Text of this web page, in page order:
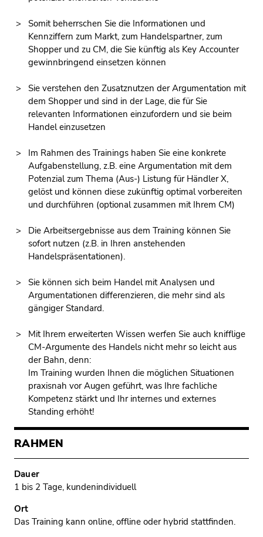
Somit beherrschen Sie die Informationen und
Kennziffern zum Markt, zum Handelspartner, zum
Shopper und zu CM, die Sie künftig als Key Accounter
gewinnbringend einsetzen können
Sie verstehen den Zusatznutzen der Argumentation mit
dem Shopper und sind in der Lage, die für Sie
relevanten Informationen einzufordern und sie beim
Handel einzusetzen
Im Rahmen des Trainings haben Sie eine konkrete
Aufgabenstellung, z.B. eine Argumentation mit dem
Potenzial zum Thema (Aus-) Listung für Händler X,
gelöst und können diese zukünftig optimal vorbereiten
und durchführen (optional zusammen mit Ihrem CM)
Die Arbeitsergebnisse aus dem Training können Sie
sofort nutzen (z.B. in Ihren anstehenden
Handelspräsentationen).
Sie können sich beim Handel mit Analysen und
Argumentationen differenzieren, die mehr sind als
gängiger Standard.
Mit Ihrem erweiterten Wissen werfen Sie auch knifflige
CM-Argumente des Handels nicht mehr so leicht aus
der Bahn, denn:
Im Training wurden Ihnen die möglichen Situationen
praxisnah vor Augen geführt, was Ihre fachliche
Kompetenz stärkt und Ihr internes und externes
Standing erhöht!
RAHMEN
Dauer
1 bis 2 Tage, kundenindividuell
Ort
Das Training kann online, offline oder hybrid stattfinden.